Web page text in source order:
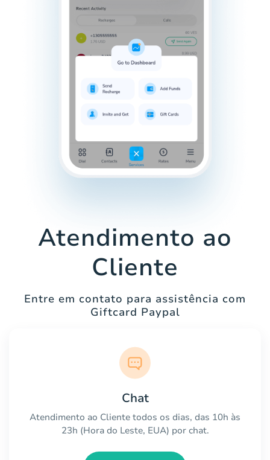
Atendimento ao
Cliente
Entre em contato para assistência com
Giftcard Paypal
Chat
Atendimento ao Cliente todos os dias, das 10h às
23h (Hora do Leste, EUA) por chat.